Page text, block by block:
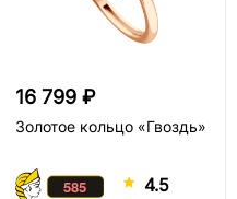
16 799 ₽
Золотое кольцо «Гвоздь»
4.5